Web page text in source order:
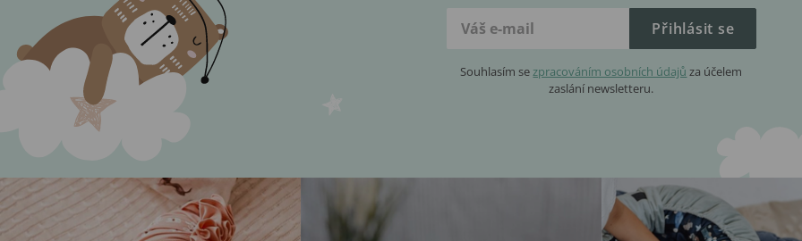
Přihlásit se
Souhlasím se zpracováním osobních údajů za účelem
zaslání newsletteru.